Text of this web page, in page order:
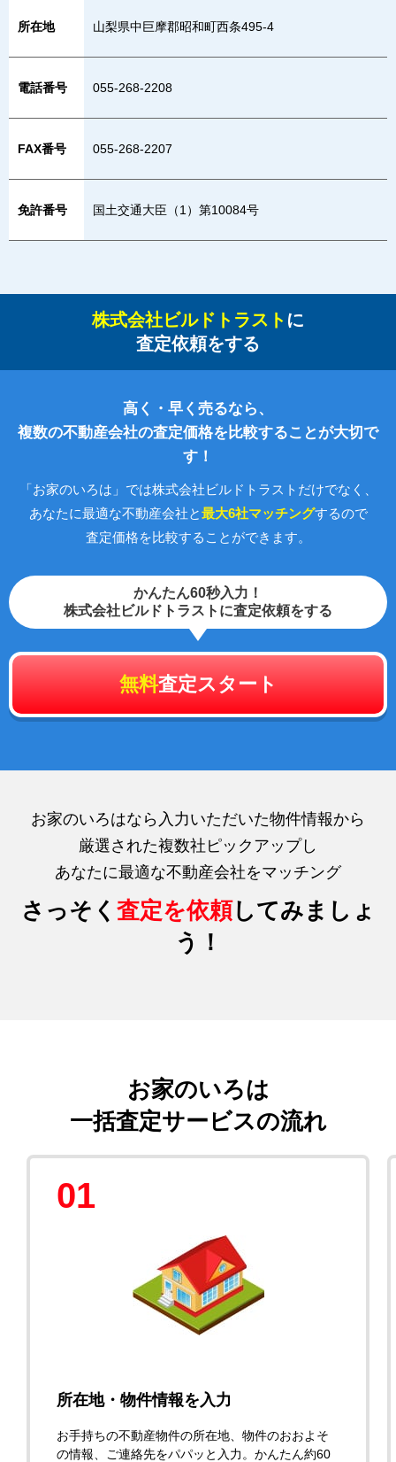
所在地 山梨県中巨摩郡昭和町西条495-4
電話番号 055-268-2208
FAX番号 055-268-2207
免許番号 国土交通大臣（1）第10084号
株式会社ビルドトラスト に
査定依頼をする
高く・早く売るなら、
複数の不動産会社の査定価格を比較することが大切で
す！
「お家のいろは」では株式会社ビルドトラストだけでなく、
あなたに最適な不動産会社と最大6社マッチングするので
査定価格を比較することができます。
かんたん60秒入力！
株式会社ビルドトラストに査定依頼をする
無料査定スタート
お家のいろはなら入力いただいた物件情報から
厳選された複数社ピックアップし
あなたに最適な不動産会社をマッチング
さっそく 査定を依頼してみましょ
う！
お家のいろは
一括査定サービスの流れ
01
所在地・物件情報を入力
お手持ちの不動産物件の所在地、物件のおおよそ
の情報、ご連絡先をパパッと入力。かんたん約60